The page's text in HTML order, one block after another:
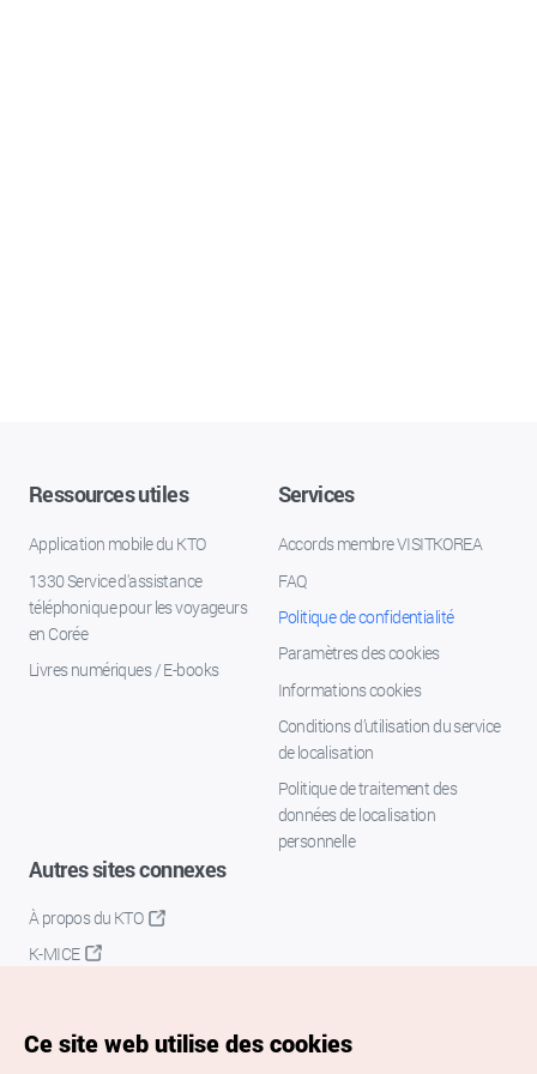
Ressources utiles
Application mobile du KTO
1330 Service d'assistance
téléphonique pour les voyageurs
en Corée
Livres numériques / E-books
Services
Accords membre VISITKOREA
FAQ
Politique de confidentialité
Paramètres des cookies
Informations cookies
Conditions d’utilisation du service
de localisation
Politique de traitement des
données de localisation
personnelle
Autres sites connexes
À propos du KTO
K-MICE
Ce site web utilise des cookies